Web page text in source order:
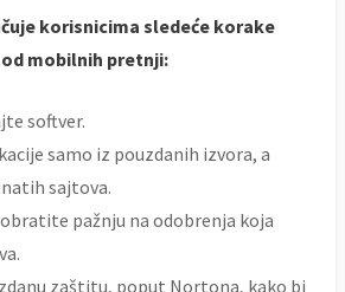
korisnicima sledeće korake
mobilnih pretnji:
softver.
samo iz pouzdanih izvora, a
sajtova.
pažnju na odobrenja koja
zaštitu, poput Nortona, kako bi